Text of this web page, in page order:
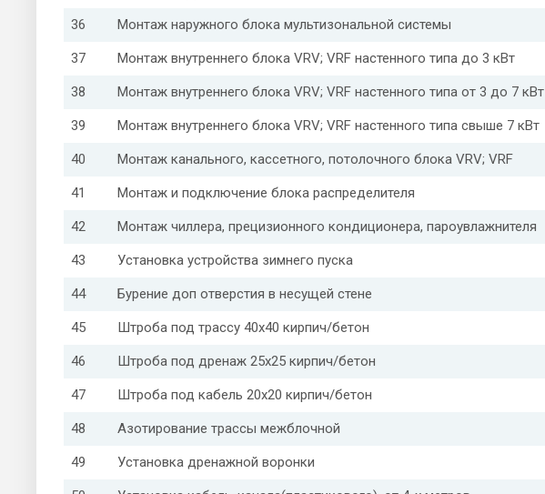
36 Монтаж наружного блока мультизональной системы
37 Монтаж внутреннего блока VRV; VRF настенного типа до 3 кВт
38 Монтаж внутреннего блока VRV; VRF настенного типа от 3 до 7 кВт
39 Монтаж внутреннего блока VRV; VRF настенного типа свыше 7 кВт
40 Монтаж канального, кассетного, потолочного блока VRV; VRF
41 Монтаж и подключение блока распределителя
42 Монтаж чиллера, прецизионного кондиционера, пароувлажнителя
43 Установка устройства зимнего пуска
44 Бурение доп отверстия в несущей стене
45 Штроба под трассу 40х40 кирпич/бетон
46 Штроба под дренаж 25х25 кирпич/бетон
47 Штроба под кабель 20х20 кирпич/бетон
48 Азотирование трассы межблочной
49 Установка дренажной воронки